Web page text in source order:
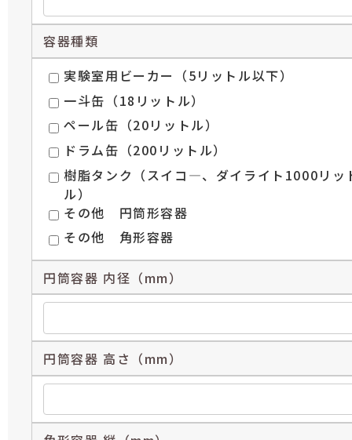
容器種類
実験室用ビーカー（5リットル以下）
一斗缶（18リットル）
ペール缶（20リットル）
ドラム缶（200リットル）
樹脂タンク（スイコ―、ダイライト1000リッ
ル）
その他 円筒形容器
その他 角形容器
円筒容器 内径（mm）
円筒容器 高さ（mm）